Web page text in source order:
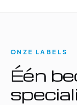
ONZE LABELS
Één